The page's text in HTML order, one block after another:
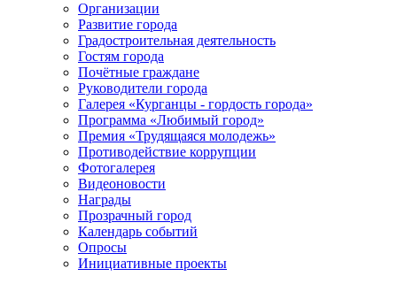
Организации
Развитие города
Градостроительная деятельность
Гостям города
Почётные граждане
Руководители города
Галерея «Курганцы - гордость города»
Программа «Любимый город»
Премия «Трудящаяся молодежь»
Противодействие коррупции
Фотогалерея
Видеоновости
Награды
Прозрачный город
Календарь событий
Опросы
Инициативные проекты